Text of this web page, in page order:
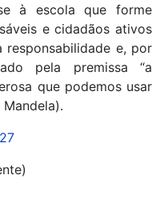
à escola que forme
e cidadãos ativos
responsabilidade e, por
pela premissa “a
que podemos usar